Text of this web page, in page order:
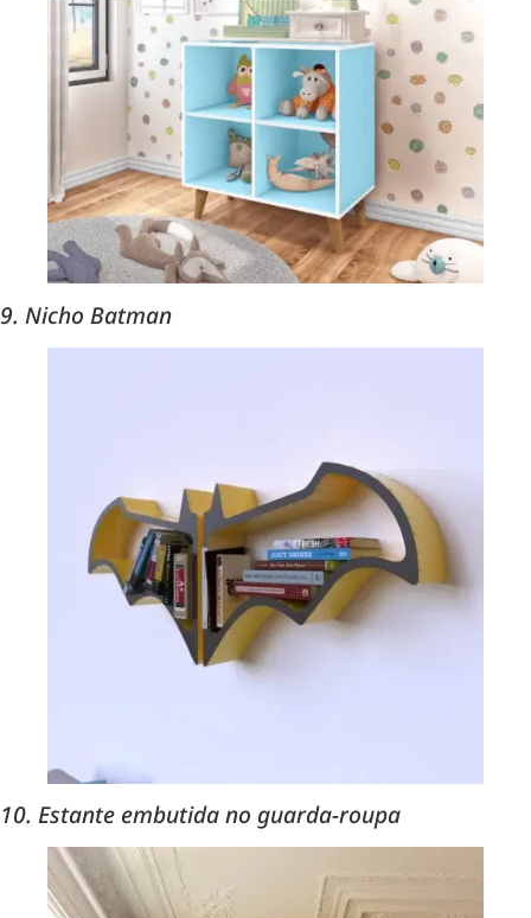
9. Nicho Batman
10. Estante embutida no guarda-roupa